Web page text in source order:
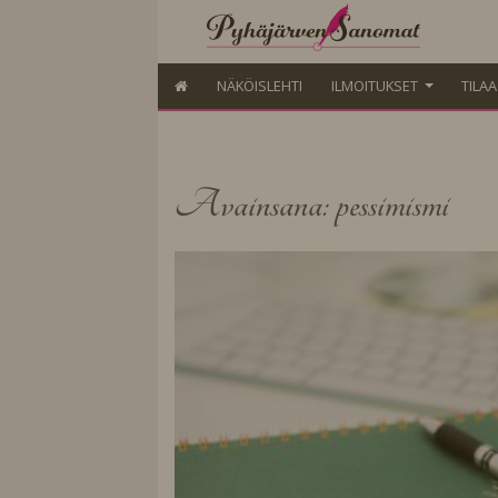
NÄKÖISLEHTI ILMOITUKSET
Avainsana: pessimismi